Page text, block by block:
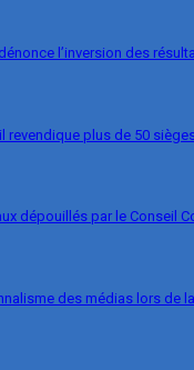
l’inversion des
revendique plus de 50
dépouillés par le Conseil
des médias lors de